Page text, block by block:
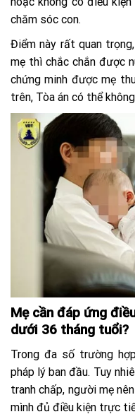
chăm sóc con.
Điểm này rất quan
mẹ thì chắc chắn được
chứng minh được mẹ
trên, Tòa án có thể
Mẹ cần đáp ứng
dưới 36 tháng tuổi?
Trong đa số trường
pháp lý ban đầu. Tuy
tranh chấp, người mẹ
mình đủ điều kiện trực